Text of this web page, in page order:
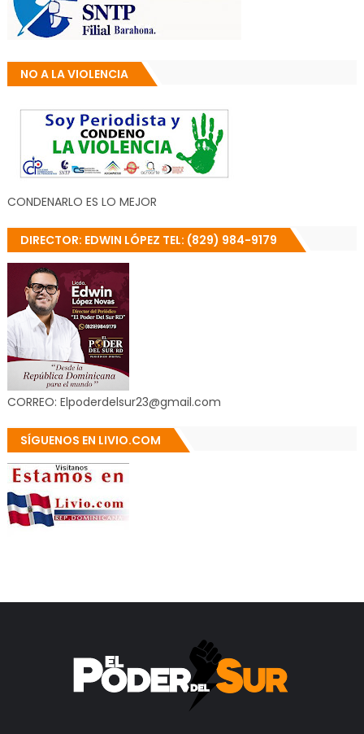
NO A LA VIOLENCIA
CONDENARLO ES LO MEJOR
DIRECTOR: EDWIN LÓPEZ TEL: (829) 984-9179
CORREO: Elpoderdelsur23@gmail.com
SÍGUENOS EN LIVIO.COM